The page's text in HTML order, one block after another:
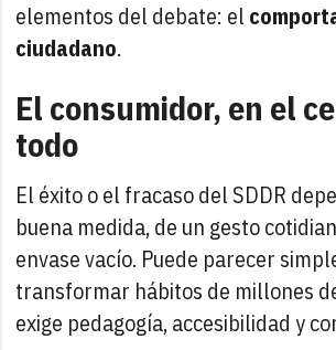
elementos del debate: el
ciudadano.
El consumidor, en el
todo
El éxito o el fracaso del SDDR
buena medida, de un gesto
envase vacío. Puede parecer
transformar hábitos de millones
exige pedagogía, accesibilidad y